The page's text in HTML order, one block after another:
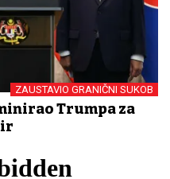
ZAUSTAVIO GRANIČNI SUKOB
Trumpa za